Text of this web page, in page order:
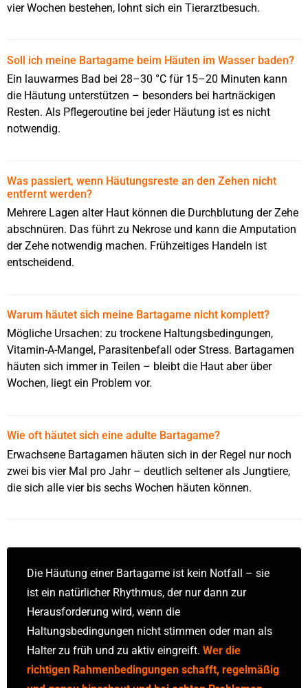
vier Wochen bestehen, lohnt sich ein Tierarztbesuch.
Soll ich meine Bartagame beim Häuten im Wasser baden?
Ein lauwarmes Bad bei 28–30 °C für 15–20 Minuten kann
die Häutung unterstützen – besonders bei hartnäckigen
Resten. Als Pflegeroutine bei jeder Häutung ist es nicht
notwendig.
Was passiert, wenn Häutungsreste an den Zehen nicht
entfernt werden?
Mehrere Lagen alter Haut können die Durchblutung der Zehe
abschnüren. Das führt zu Nekrose und kann die Amputation
der Zehe notwendig machen. Frühzeitiges Handeln ist
entscheidend.
Warum häutet sich meine Bartagame nicht komplett?
Mögliche Ursachen: zu trockene Haltungsbedingungen,
Vitamin-A-Mangel, Parasitenbefall oder Stress. Bartagamen
häuten sich immer in Teilen – bleibt die Haut aber über
Wochen, liegt ein Problem vor.
Wie oft häutet sich eine adulte Bartagame?
Erwachsene Bartagamen häuten sich in der Regel nur noch
zwei bis vier Mal pro Jahr – deutlich seltener als Jungtiere,
die sich alle vier bis sechs Wochen häuten können.
Die Häutung einer Bartagame ist kein Notfall – sie
ist ein natürlicher Rhythmus, der nur dann zur
Herausforderung wird, wenn die
Haltungsbedingungen nicht stimmen oder man als
Halter zu früh und zu aktiv eingreift. Wer die
richtigen Rahmenbedingungen schafft, regelmäßig